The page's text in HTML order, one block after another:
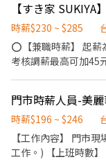
業為主。 - 不輪內
的崗位。 - 問題反應
單。 - 只要對餐飲業
福自在的與我們一同成長、一同奮
遊 - 除了基本的勞健
時薪$230 ~ $285
⭕【兼職時薪】 起薪
考核調薪最高可加45元 深
健檢 ★勞保、健保，6％勞退提撥 ⭕【工
作、食材備料、進貨
整潔 ★開朗活潑有笑容 ★ＳＯＰ專業流程 ★無經驗可 ★提供完善
職前教育訓練 ⭕【經營理念】 我們是日本第一的速食連鎖ZENSHO
時薪$196 ~ $246
【工作內容】 門市
工作。) 【上班時數】 彈性排班，可配合學生課後時段需求 1.每週